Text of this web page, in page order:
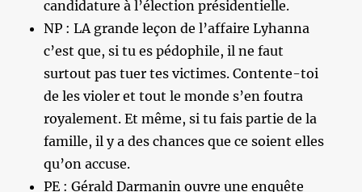
candidature à l’élection présidentielle.
NP : LA grande leçon de l’affaire Lyhanna
c’est que, si tu es pédophile, il ne faut
surtout pas tuer tes victimes. Contente-toi
de les violer et tout le monde s’en foutra
royalement. Et même, si tu fais partie de la
famille, il y a des chances que ce soient elles
qu’on accuse.
PE : Gérald Darmanin ouvre une enquête